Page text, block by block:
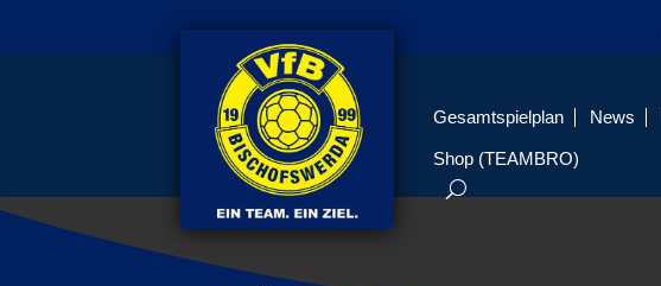
Gesamtspielplan News
Shop (TEAMBRO)